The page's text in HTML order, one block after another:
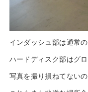
インダッシュ部は通常の
ハードディスク部はグ
写真を撮り損ねてない